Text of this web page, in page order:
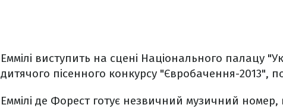
Еммілі виступить на сцені Національного палацу
дитячого пісенного конкурсу "Євробачення-2013",
Еммілі де Форест готує незвичний музичний номер,